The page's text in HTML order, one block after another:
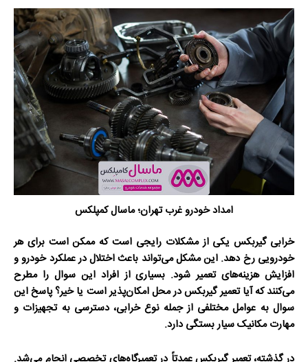
امداد خودرو غرب تهران؛ ماسال کمپلکس
خرابی گیربکس یکی از مشکلات رایجی است که ممکن است برای هر
خودرویی رخ دهد. این مشکل می‌تواند باعث اختلال در عملکرد خودرو و
افزایش هزینه‌های تعمیر شود. بسیاری از افراد این سوال را مطرح
می‌کنند که آیا تعمیر گیربکس در محل امکان‌پذیر است یا خیر؟ پاسخ این
سوال به عوامل مختلفی از جمله نوع خرابی، دسترسی به تجهیزات و
مهارت مکانیک سیار بستگی دارد.